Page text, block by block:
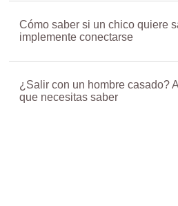
Cómo saber si un chico quiere
implemente conectarse
¿Salir con un hombre casado?
que necesitas saber